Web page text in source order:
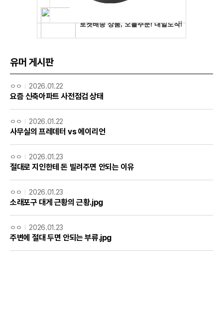
유머 게시판
ㅇㅇ 2026.01.22
요즘 신축아파트 사전점검 상태
ㅇㅇ 2026.01.22
사무실의 프레데터 vs 에이리언
ㅇㅇ 2026.01.23
절대로 지인한테 돈 빌려주면 안되는 이유
ㅇㅇ 2026.01.23
소래포구 대게 근황의 근황.jpg
ㅇㅇ 2026.01.23
주변에 절대 두면 안되는 부류.jpg